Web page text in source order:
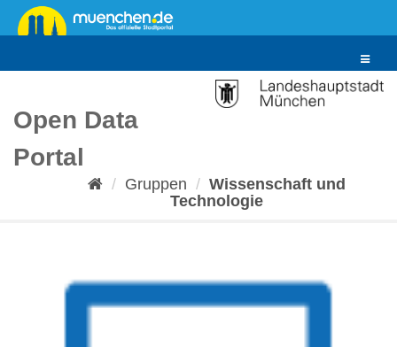
Überspringen
zum
Toggle
Open Data
Portal
Gruppen
Wissenschaft und
Technologie